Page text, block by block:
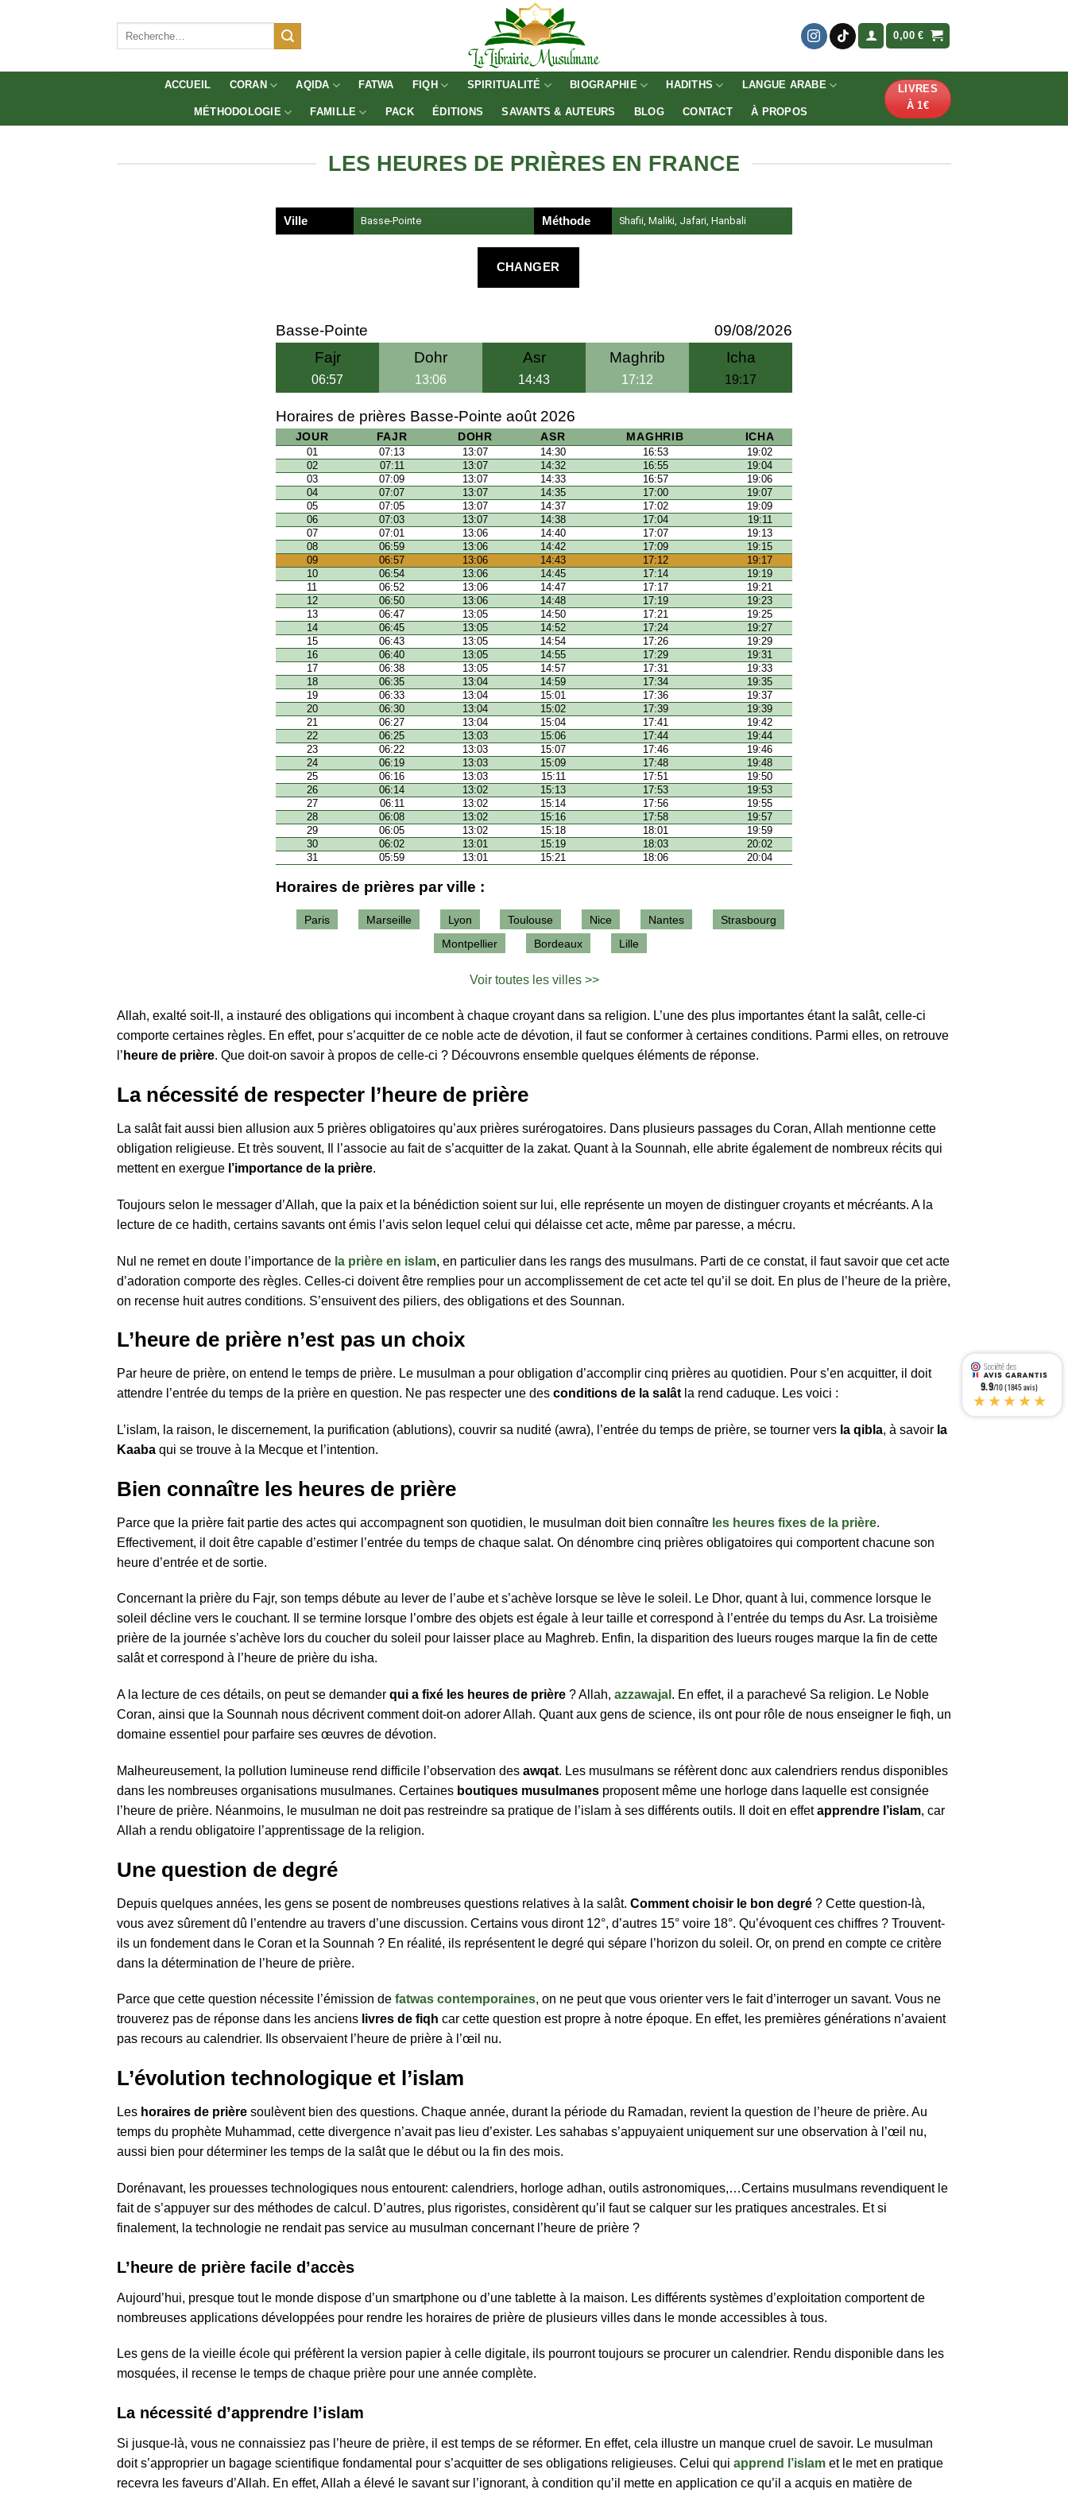
0,00€
ACCUEIL CORAN AQIDA FATWA FIQH SPIRITUALITÉ BIOGRAPHIE HADITHS LANGUE ARABE
MÉTHODOLOGIE FAMILLE PACK ÉDITIONS SAVANTS & AUTEURS BLOG CONTACT À PROPOS
LIVRES
À 1€
LES HEURES DE PRIÈRES EN FRANCE
Ville Basse-Pointe Méthode Shafii, Maliki, Jafari, Hanbali
CHANGER
Basse-Pointe
09/08/2026
Fajr
06:57
Dohr
13:06
Asr
14:43
Maghrib
17:12
Icha
19:17
Horaires de prières Basse-Pointe août 2026
JOUR FAJR DOHR ASR MAGHRIB ICHA
01 07:13 13:07 14:30 16:53
19:02
02
07:11 13:07 14:32 16:55
19:04
03
07:09 13:07 14:33 16:57
19:06
04
07:07 13:07 14:35 17:00
19:07
05
07:05 13:07 14:37 17:02
19:09
06
07:03 13:07 14:38 17:04
19:11
07
07:01 13:06 14:40 17:07
19:13
08
06:59 13:06 14:42 17:09
19:15
09
06:57 13:06 14:43 17:12
19:17
10
06:54 13:06 14:45 17:14
19:19
11
06:52 13:06 14:47 17:17
19:21
12
06:50 13:06 14:48 17:19
19:23
13
06:47 13:05 14:50 17:21
19:25
14
06:45 13:05 14:52 17:24
19:27
15
06:43 13:05 14:54 17:26
19:29
16
06:40 13:05 14:55 17:29
19:31
17
06:38 13:05 14:57 17:31
19:33
18
06:35 13:04 14:59 17:34
19:35
19
06:33 13:04 15:01 17:36
19:37
20
06:30 13:04 15:02 17:39
19:39
21
06:27 13:04 15:04 17:41
19:42
22
06:25 13:03 15:06 17:44
19:44
23
06:22 13:03 15:07 17:46
19:46
24
06:19 13:03 15:09 17:48
19:48
25
06:16 13:03 15:11 17:51
19:50
26
06:14 13:02 15:13 17:53
19:53
27
06:11 13:02 15:14 17:56
19:55
28
06:08 13:02 15:16 17:58
19:57
29
06:05 13:02 15:18 18:01
19:59
30
06:02 13:01 15:19 18:03
20:02
31
05:59 13:01 15:21 18:06 20:04
Horaires de prières par ville :
Paris Marseille Lyon Toulouse Nice Nantes
Strasbourg
Montpellier
Bordeaux Lille
Voir toutes les villes >>
Allah, exalté soit-Il, a instauré des obligations qui incombent à chaque croyant dans sa religion. L’une des plus importantes étant la salât, celle-ci
comporte certaines règles. En effet, pour s’acquitter de ce noble acte de dévotion, il faut se conformer à certaines conditions. Parmi elles, on retrouve
l’ heure de prière. Que doit-on savoir à propos de celle-ci ? Découvrons ensemble quelques éléments de réponse.
La nécessité de respecter l’heure de prière
La salât fait aussi bien allusion aux 5 prières obligatoires qu’aux prières surérogatoires. Dans plusieurs passages du Coran, Allah mentionne cette
obligation religieuse. Et très souvent, Il l’associe au fait de s’acquitter de la zakat. Quant à la Sounnah, elle abrite également de nombreux récits qui
mettent en exergue l’importance de la prière.
Toujours selon le messager d’Allah, que la paix et la bénédiction soient sur lui, elle représente un moyen de distinguer croyants et mécréants. A la
lecture de ce hadith, certains savants ont émis l’avis selon lequel celui qui délaisse cet acte, même par paresse, a mécru.
Nul ne remet en doute l’importance de la prière en islam, en particulier dans les rangs des musulmans. Parti de ce constat, il faut savoir que cet acte
d’adoration comporte des règles. Celles-ci doivent être remplies pour un accomplissement de cet acte tel qu’il se doit. En plus de l’heure de la prière,
on recense huit autres conditions. S’ensuivent des piliers, des obligations et des Sounnan.
L’heure de prière n’est pas un choix
Par heure de prière, on entend le temps de prière. Le musulman a pour obligation d’accomplir cinq prières au quotidien. Pour s’en acquitter, il doit
attendre l’entrée du temps de la prière en question. Ne pas respecter une des conditions de la salât la rend caduque. Les voici :
L’islam, la raison, le discernement, la purification (ablutions), couvrir sa nudité (awra), l’entrée du temps de prière, se tourner vers la qibla, à savoir la
Kaaba qui se trouve à la Mecque et l’intention.
Bien connaître les heures de prière
Parce que la prière fait partie des actes qui accompagnent son quotidien, le musulman doit bien connaître les heures fixes de la prière.
Effectivement, il doit être capable d’estimer l’entrée du temps de chaque salat. On dénombre cinq prières obligatoires qui comportent chacune son
heure d’entrée et de sortie.
Concernant la prière du Fajr, son temps débute au lever de l’aube et s’achève lorsque se lève le soleil. Le Dhor, quant à lui, commence lorsque le
soleil décline vers le couchant. Il se termine lorsque l’ombre des objets est égale à leur taille et correspond à l’entrée du temps du Asr. La troisième
prière de la journée s’achève lors du coucher du soleil pour laisser place au Maghreb. Enfin, la disparition des lueurs rouges marque la fin de cette
salât et correspond à l’heure de prière du isha.
A la lecture de ces détails, on peut se demander qui a fixé les heures de prière ? Allah, azzawajal . En effet, il a parachevé Sa religion. Le Noble
Coran, ainsi que la Sounnah nous décrivent comment doit-on adorer Allah. Quant aux gens de science, ils ont pour rôle de nous enseigner le fiqh, un
domaine essentiel pour parfaire ses œuvres de dévotion.
Malheureusement, la pollution lumineuse rend difficile l’observation des awqat. Les musulmans se réfèrent donc aux calendriers rendus disponibles
dans les nombreuses organisations musulmanes. Certaines boutiques musulmanes proposent même une horloge dans laquelle est consignée
l’heure de prière. Néanmoins, le musulman ne doit pas restreindre sa pratique de l’islam à ses différents outils. Il doit en effetapprendre l’islam, car
Allah a rendu obligatoire l’apprentissage de la religion.
Une question de degré
Depuis quelques années, les gens se posent de nombreuses questions relatives à la salât. Comment choisir le bon degré ? Cette question-là,
vous avez sûrement dû l’entendre au travers d’une discussion. Certains vous diront 12°, d’autres 15° voire 18°. Qu’évoquent ces chiffres ? Trouvent-
ils un fondement dans le Coran et la Sounnah ? En réalité, ils représentent le degré qui sépare l’horizon du soleil. Or, on prend en compte ce critère
dans la détermination de l’heure de prière.
Parce que cette question nécessite l’émission de fatwas contemporaines, on ne peut que vous orienter vers le fait d’interroger un savant. Vous ne
trouverez pas de réponse dans les anciens livres de fiqh car cette question est propre à notre époque. En effet, les premières générations n’avaient
pas recours au calendrier. Ils observaient l’heure de prière à l’œil nu.
L’évolution technologique et l’islam
Les horaires de prière soulèvent bien des questions. Chaque année, durant la période du Ramadan, revient la question de l’heure de prière. Au
temps du prophète Muhammad, cette divergence n’avait pas lieu d’exister. Les sahabas s’appuyaient uniquement sur une observation à l’œil nu,
aussi bien pour déterminer les temps de la salât que le début ou la fin des mois.
Dorénavant, les prouesses technologiques nous entourent: calendriers, horloge adhan, outils astronomiques,…Certains musulmans revendiquent le
fait de s’appuyer sur des méthodes de calcul. D’autres, plus rigoristes, considèrent qu’il faut se calquer sur les pratiques ancestrales. Et si
finalement, la technologie ne rendait pas service au musulman concernant l’heure de prière ?
L’heure de prière facile d’accès
Aujourd’hui, presque tout le monde dispose d’un smartphone ou d’une tablette à la maison. Les différents systèmes d’exploitation comportent de
nombreuses applications développées pour rendre les horaires de prière de plusieurs villes dans le monde accessibles à tous.
Les gens de la vieille école qui préfèrent la version papier à celle digitale, ils pourront toujours se procurer un calendrier. Rendu disponible dans les
mosquées, il recense le temps de chaque prière pour une année complète.
La nécessité d’apprendre l’islam
Si jusque-là, vous ne connaissiez pas l’heure de prière, il est temps de se réformer. En effet, cela illustre un manque cruel de savoir. Le musulman
doit s’approprier un bagage scientifique fondamental pour s’acquitter de ses obligations religieuses. Celui qui apprend l’islam et le met en pratique
recevra les faveurs d’Allah. En effet, Allah a élevé le savant sur l’ignorant, à condition qu’il mette en application ce qu’il a acquis en matière de
9.9/10 (1845 avis)
★★★★★